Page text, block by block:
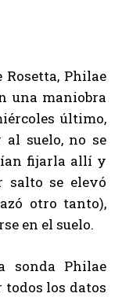
Philae
una maniobra
último,
al suelo, no se
fijarla allí y
salto se elevó
otro tanto),
en el suelo.
sonda Philae
los datos